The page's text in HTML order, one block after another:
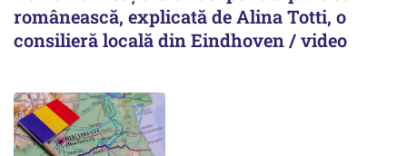
românească, explicată de Alina Totti, o
consilieră locală din Eindhoven / video